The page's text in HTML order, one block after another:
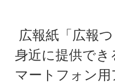
広報紙「広報
身近に提供でき
マートフォン